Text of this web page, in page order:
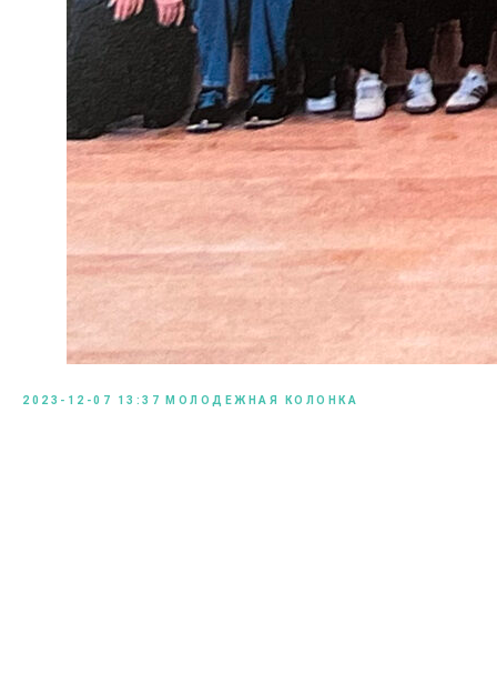
2023-12-07 13:37 МОЛОДЕЖНАЯ КОЛОНКА